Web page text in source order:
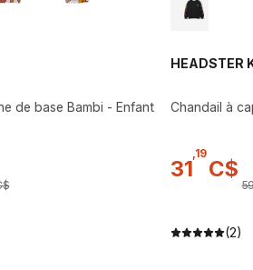
de base Bambi - Enfant
HEADSTER
Chandail à
31
19
C$
(2)